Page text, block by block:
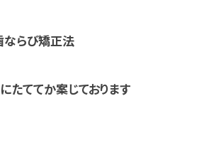
ならび矯正法
たててか案じております